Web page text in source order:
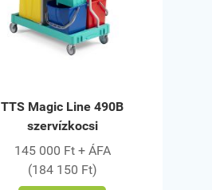
TTS Magic Line 490B
szervízkocsi
145 000 Ft + ÁFA
(184 150 Ft)